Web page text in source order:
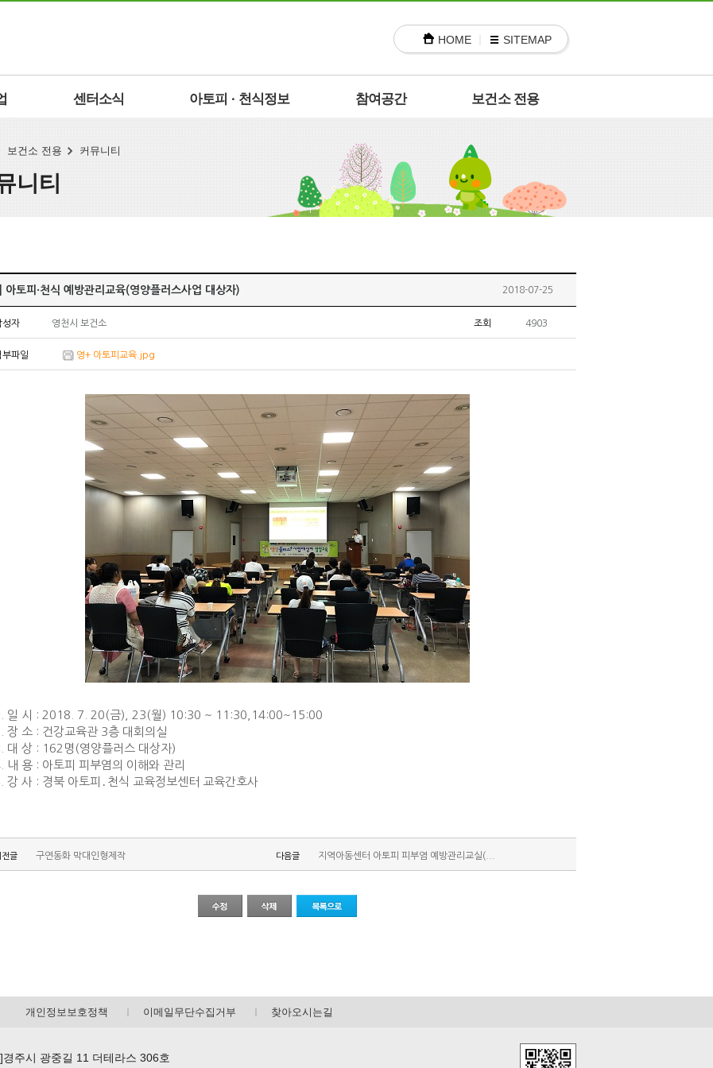
HOME SITEMAP
센터소식 아토피 · 천식정보 참여공간 보건소 전용
보건소 전용 커뮤니티
니티
[] 아토피·천식 예방관리교육(영양플러스사업 대상자) 2018-07-25
성자 영천시 보건소 조회 4903
부파일 영+ 아토피교육.jpg
일 시 : 2018. 7. 20(금), 23(월) 10:30 ~ 11:30,14:00~15:00
장 소 : 건강교육관 3층 대회의실
대 상 : 162명(영양플러스 대상자)
내 용 : 아토피 피부염의 이해와 관리
강 사 : 경북 아토피․천식 교육정보센터 교육간호사
전글 구연동화 막대인형제작 다음글 지역아동센터 아토피 피부염 예방관리교실(...
개인정보보호정책 이메일무단수집거부 찾아오시는길
경주시 광중길 11 더테라스 306호